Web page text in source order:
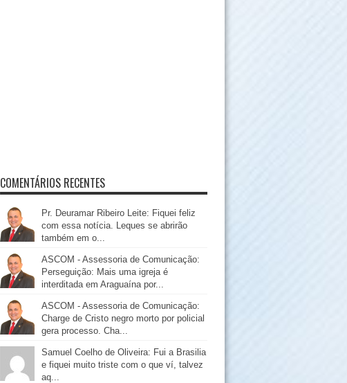
COMENTÁRIOS RECENTES
Pr. Deuramar Ribeiro Leite: Fiquei feliz
com essa notícia. Leques se abrirão
também em o...
ASCOM - Assessoria de Comunicação:
Perseguição: Mais uma igreja é
interditada em Araguaína por...
ASCOM - Assessoria de Comunicação:
Charge de Cristo negro morto por policial
gera processo. Cha...
Samuel Coelho de Oliveira: Fui a Brasilia
e fiquei muito triste com o que ví, talvez
aq...